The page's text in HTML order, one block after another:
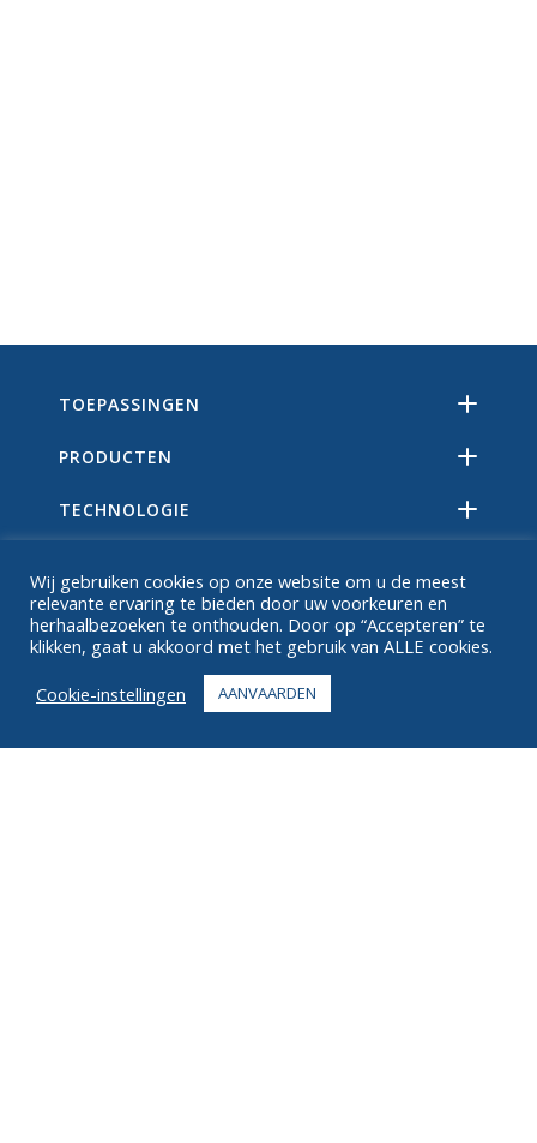
TOEPASSINGEN
PRODUCTEN
TECHNOLOGIE
OVER
Wij gebruiken cookies op onze website om u de meest
relevante ervaring te bieden door uw voorkeuren en
herhaalbezoeken te onthouden. Door op “Accepteren” te
klikken, gaat u akkoord met het gebruik van ALLE cookies.
Cookie-instellingen
AANVAARDEN